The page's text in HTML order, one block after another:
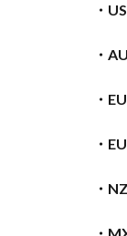
・
・
・
・
・